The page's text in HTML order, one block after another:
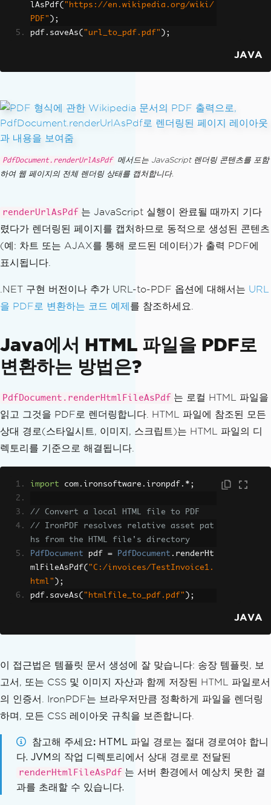
lAsPdf( "https://en.wikipedia.org/wiki/
PDF" );
pdf . saveAs( "url_to_pdf.pdf" );
JAVA
PdfDocument.renderUrlAsPdf
메서드는 JavaScript 렌더링 콘텐츠를 포함
하여 웹 페이지의 전체 렌더링 상태를 캡처합니다.
renderUrlAsPdf 는 JavaScript 실행이 완료될 때까지 기다
렸다가 렌더링된 페이지를 캡처하므로 동적으로 생성된 콘텐츠
(예: 차트 또는 AJAX를 통해 로드된 데이터)가 출력 PDF에
표시됩니다.
.NET 구현 버전이나 추가 URL-to-PDF 옵션에 대해서는 URL
을 PDF로 변환하는 코드 예제 를 참조하세요.
Java에서 HTML 파일을 PDF로
변환하는 방법은?
PdfDocument.renderHtmlFileAsPdf 는 로컬 HTML 파일을
읽고 그것을 PDF로 렌더링합니다. HTML 파일에 참조된 모든
상대 경로(스타일시트, 이미지, 스크립트)는 HTML 파일의 디
렉토리를 기준으로 해결됩니다.
import com . ironsoftware . ironpdf .*;
// Convert a local HTML file to PDF
// IronPDF resolves relative asset pat
hs from the HTML file's directory
PdfDocument pdf = PdfDocument . renderHt
mlFileAsPdf( "C:/invoices/TestInvoice1.
html" );
pdf . saveAs( "htmlfile_to_pdf.pdf" );
JAVA
이 접근법은 템플릿 문서 생성에 잘 맞습니다: 송장 템플릿, 보
고서, 또는 CSS 및 이미지 자산과 함께 저장된 HTML 파일로서
의 인증서. IronPDF는 브라우저만큼 정확하게 파일을 렌더링
하며, 모든 CSS 레이아웃 규칙을 보존합니다.
참고해 주세요
HTML 파일 경로는 절대 경로여야 합니
다. JVM의 작업 디렉토리에서 상대 경로로 전달된
renderHtmlFileAsPdf 는 서버 환경에서 예상치 못한 결
과를 초래할 수 있습니다.